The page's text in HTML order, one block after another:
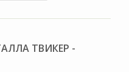
ТВИКЕР -